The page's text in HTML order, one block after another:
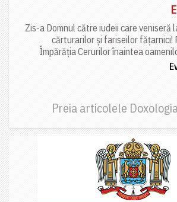
Zis-a Domnul către iudeii care veniseră
cărturarilor și fariseilor fățarnici!
Împărăția Cerurilor înaintea
Preia articolele